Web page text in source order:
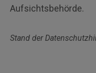
Aufsichtsbehörde.
Stand der